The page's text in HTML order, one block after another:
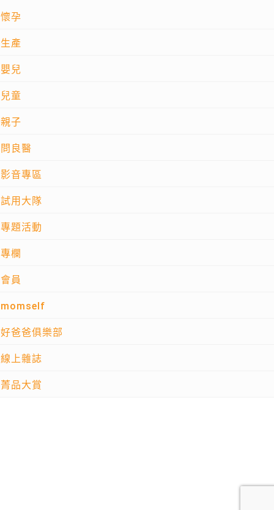
懷孕
生產
嬰兒
兒童
親子
問良醫
影音專區
試用大隊
專題活動
專欄
會員
momself
好爸爸俱樂部
線上雜誌
菁品大賞